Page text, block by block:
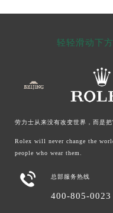
轻轻滑动下
劳力士从来没有改变世界，而是把
Rolex will never change the
people who wear them.
 总部服务热线
400-805-0023